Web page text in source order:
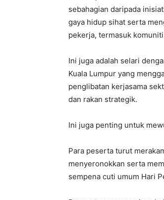
sebahagian daripada
gaya hidup sihat serta
pekerja, termasuk
Ini juga adalah selari
Kuala Lumpur yang
penglibatan kerjasama
dan rakan strategik.
Ini juga penting untuk
Para peserta turut
menyeronokkan serta
sempena cuti umum Hari